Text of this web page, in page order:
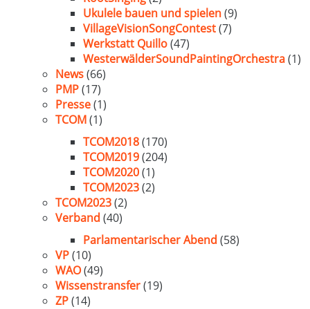
Ukulele bauen und spielen(9)
VillageVisionSongContest(7)
Werkstatt Quillo(47)
WesterwälderSoundPaintingOrchestra(1)
News(66)
PMP(17)
Presse(1)
TCOM(1)
TCOM2018(170)
TCOM2019(204)
TCOM2020(1)
TCOM2023(2)
TCOM2023(2)
Verband (40)
Parlamentarischer Abend (58)
VP(10)
WAO(49)
Wissenstransfer(19)
ZP(14)